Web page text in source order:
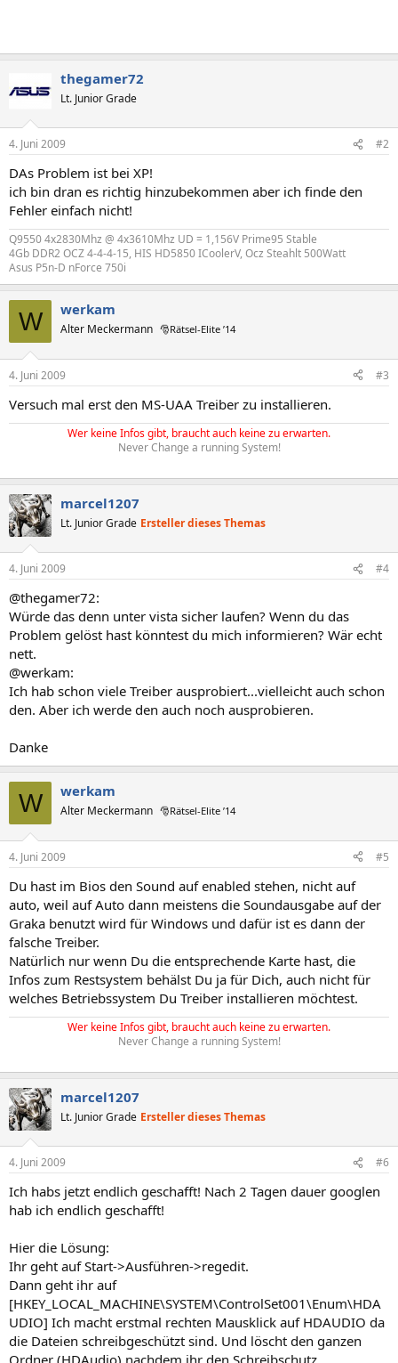
thegamer72
Lt. Junior Grade
4. Juni 2009 #2
DAs Problem ist bei XP!
ich bin dran es richtig hinzubekommen aber ich finde den
Fehler einfach nicht!
Q9550 4x2830Mhz @ 4x3610Mhz UD = 1,156V Prime95 Stable
4Gb DDR2 OCZ 4-4-4-15, HIS HD5850 ICoolerV, Ocz Steahlt 500Watt
Asus P5n-D nForce 750i
W werkam
Alter Meckermann 🎅Rätsel-Elite ’14
4. Juni 2009 #3
Versuch mal erst den MS-UAA Treiber zu installieren.
Wer keine Infos gibt, braucht auch keine zu erwarten.
Never Change a running System!
marcel1207
Lt. Junior Grade Ersteller dieses Themas
4. Juni 2009 #4
@thegamer72:
Würde das denn unter vista sicher laufen? Wenn du das
Problem gelöst hast könntest du mich informieren? Wär echt
nett.
@werkam:
Ich hab schon viele Treiber ausprobiert...vielleicht auch schon
den. Aber ich werde den auch noch ausprobieren.
Danke
W werkam
Alter Meckermann 🎅Rätsel-Elite ’14
4. Juni 2009 #5
Du hast im Bios den Sound auf enabled stehen, nicht auf
auto, weil auf Auto dann meistens die Soundausgabe auf der
Graka benutzt wird für Windows und dafür ist es dann der
falsche Treiber.
Natürlich nur wenn Du die entsprechende Karte hast, die
Infos zum Restsystem behälst Du ja für Dich, auch nicht für
welches Betriebssystem Du Treiber installieren möchtest.
Wer keine Infos gibt, braucht auch keine zu erwarten.
Never Change a running System!
marcel1207
Lt. Junior Grade Ersteller dieses Themas
4. Juni 2009 #6
Ich habs jetzt endlich geschafft! Nach 2 Tagen dauer googlen
hab ich endlich geschafft!
Hier die Lösung:
Ihr geht auf Start->Ausführen->regedit.
Dann geht ihr auf
[HKEY_LOCAL_MACHINE\SYSTEM\ControlSet001\Enum\HDA
UDIO] Ich macht erstmal rechten Mausklick auf HDAUDIO da
die Dateien schreibgeschützt sind. Und löscht den ganzen
Ordner (HDAudio) nachdem ihr den Schreibschutz